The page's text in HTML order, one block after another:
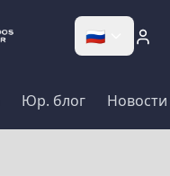
🇷🇺
Юр. блог Новости